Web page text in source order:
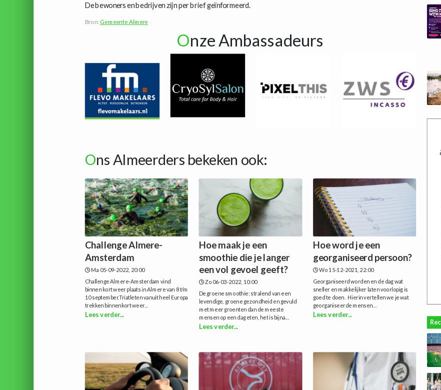
De bewoners en bedrijven zijn per brief geïnformeerd.
Bron: Gemeente Almere
Onze Ambassadeurs
Ons Almeerders bekeken ook:
Challenge Almere-
Amsterdam
Ma 05-09-2022, 20:00
Challenge Almere-Amsterdam vind
binnen kort weer plaats in Almere van 8 t/m
10 september.Triatleten vanuit heel Europa
trekken binnenkort weer...
Lees verder...
Hoe maak je een
smoothie die je langer
een vol gevoel geeft?
Zo 06-03-2022, 10:00
De groene smoothie: stralend van een
levendige, groene gezondheid en gevuld
met meer groenten dan de meeste
mensen op een dag eten, het is bijna...
Lees verder...
Hoe word je een
georganiseerd persoon?
Wo 15-12-2021, 22:00
Georganiseerd worden en de dag wat
sneller en makkelijker laten voorlopig is
goed te doen. Hierin vertellen we je wat
georganiseerde mensen...
Lees verder...